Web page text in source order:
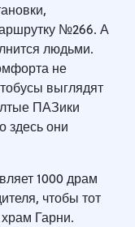
№266. А
людьми.
не
выглядят
ПАЗики
здесь они
1000 драм
чтобы тот
Гарни.